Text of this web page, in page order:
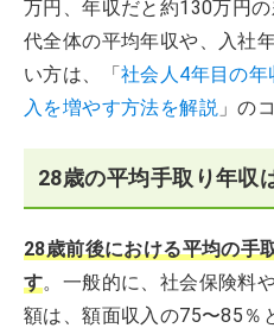
万円、年収だと約130万円
代全体の平均年収や、入社
い方は、「社会人4年目の
入を増やす方法を解説 」の
28歳の平均手取り年収
28歳前後における平均の手
す。一般的に、社会保険料
額は、額面収入の75〜85％